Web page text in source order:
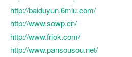
http://baiduyun.6miu.com/
http://www.sowp.cn/
http://www.friok.com/
http://www.pansousou.net/